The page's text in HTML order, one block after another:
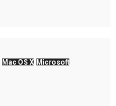
Mac OS X Microsoft